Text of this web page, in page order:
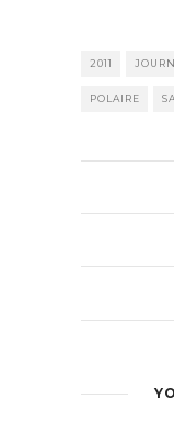
2011
POLAIRE